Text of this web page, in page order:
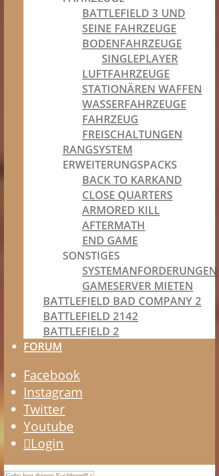
BATTLEFIELD 3 UND
SEINE FAHRZEUGE
BODENFAHRZEUGE
SINGLEPLAYER
LUFTFAHRZEUGE
STATIONÄREN WAFFEN
WASSERFAHRZEUGE
FAHRZEUG
FREISCHALTUNGEN
RANGSYSTEM
ERWEITERUNGSPACKS
BACK TO KARKAND
CLOSE QUARTERS
ARMORED KILL
AFTERMATH
END GAME
SONSTIGES
SYSTEMANFORDERUNGEN
GAMESERVER MIETEN
BATTLEFIELD BAD COMPANY 2
BATTLEFIELD 2142
BATTLEFIELD 2
FORUM
Facebook
Instagram
Twitter
Youtube
Login